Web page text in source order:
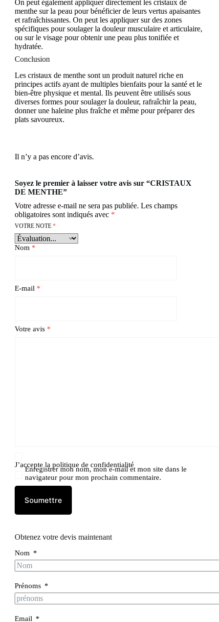
On peut également appliquer directement les cristaux de
menthe sur la peau pour bénéficier de leurs vertus apaisantes
et rafraîchissantes. On peut les appliquer sur des zones
spécifiques pour soulager la douleur musculaire et articulaire,
ou sur le visage pour obtenir une peau plus tonifiée et
hydratée.
Conclusion
Les cristaux de menthe sont un produit naturel riche en
principes actifs ayant de multiples bienfaits pour la santé et le
bien-être physique et mental. Ils peuvent être utilisés sous
diverses formes pour soulager la douleur, rafraîchir la peau,
donner une haleine plus fraîche et même pour préparer des
plats savoureux.
Il n’y a pas encore d’avis.
Soyez le premier à laisser votre avis sur “CRISTAUX
DE MENTHE”
Votre adresse e-mail ne sera pas publiée. Les champs
obligatoires sont indiqués avec *
VOTRE NOTE *
Nom *
E-mail *
Votre avis *
J’accepte la politique de confidentialité
Enregistrer mon nom, mon e-mail et mon site dans le
navigateur pour mon prochain commentaire.
Soumettre
Obtenez votre devis maintenant
Nom
Prénoms
Email